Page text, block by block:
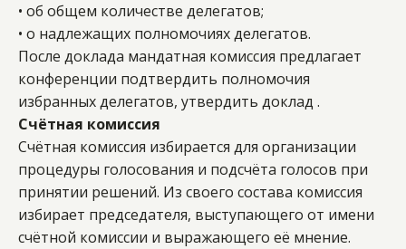
• об общем количестве делегатов;
• о надлежащих полномочиях делегатов.
После доклада мандатная комиссия предлагает
конференции подтвердить полномочия
избранных делегатов, утвердить доклад .
Счётная комиссия
Счётная комиссия избирается для организации
процедуры голосования и подсчёта голосов при
принятии решений. Из своего состава комиссия
избирает председателя, выступающего от имени
счётной комиссии и выражающего её мнение.